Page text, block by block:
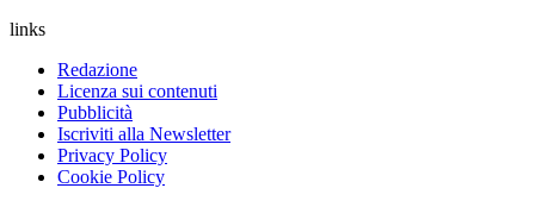
links
Redazione
Licenza sui contenuti
Pubblicità
Iscriviti alla Newsletter
Privacy Policy
Cookie Policy